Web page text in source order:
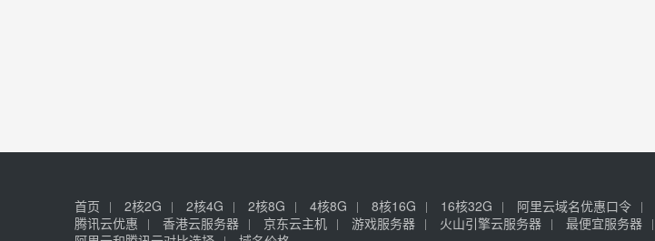
首页 2核2G 2核4G 2核8G 4核8G 8核16G 16核32G 阿里云域名优惠口令
腾讯云优惠
香港云服务器 京东云主机 游戏服务器 火山引擎云服务器 最便宜服务器